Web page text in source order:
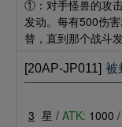
①：对手怪兽的攻
发动。每有500伤
替，直到那个战斗
[20AP-JP011] 被
3 星 / ATK: 1000 /